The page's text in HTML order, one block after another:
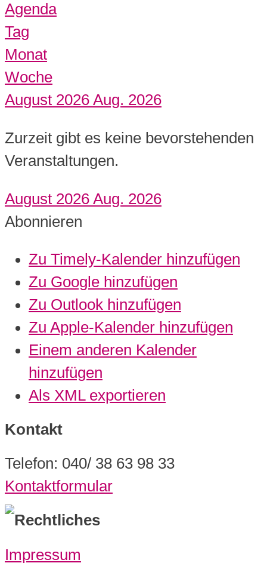
Agenda
Tag
Monat
Woche
August 2026 Aug. 2026
Zurzeit gibt es keine bevorstehenden
Veranstaltungen.
August 2026 Aug. 2026
Abonnieren
Zu Timely-Kalender hinzufügen
Zu Google hinzufügen
Zu Outlook hinzufügen
Zu Apple-Kalender hinzufügen
Einem anderen Kalender
hinzufügen
Als XML exportieren
Kontakt
Telefon: 040/ 38 63 98 33
Kontaktformular
Rechtliches
Impressum